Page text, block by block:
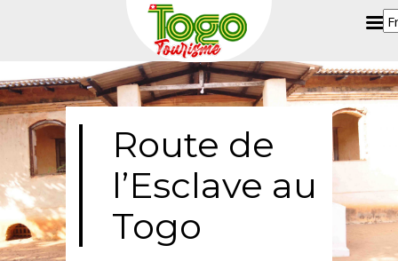
Route de
l’Esclave au
Togo